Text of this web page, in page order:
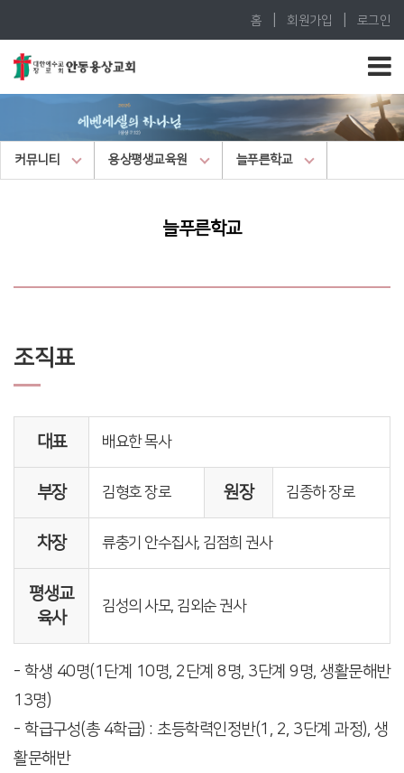
홈 회원가입 로그인
커뮤니티 용상평생교육원 늘푸른학교
늘푸른학교
조직표
대표 배요한 목사
부장 김형호 장로 원장 김종하 장로
차장 류충기 안수집사, 김점희 권사
평생교
육사
김성의 사모, 김외순 권사
- 학생 40명(1단계 10명, 2단계 8명, 3단계 9명, 생활문해반
13명)
- 학급구성(총 4학급) : 초등학력인정반(1, 2, 3단계 과정), 생
활문해반